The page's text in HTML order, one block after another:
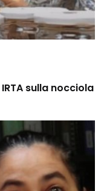
sulla nocciola